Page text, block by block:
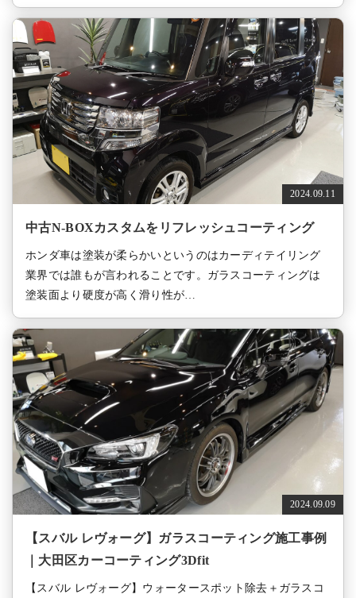
2024.09.11
中古N-BOXカスタムをリフレッシュコーティング
ホンダ車は塗装が柔らかいというのはカーディテイリング
業界では誰もが言われることです。ガラスコーティングは
塗装面より硬度が高く滑り性が…
2024.09.09
【スバル レヴォーグ】ガラスコーティング施工事例
｜大田区カーコーティング3Dfit
【スバル レヴォーグ】ウォータースポット除去＋ガラスコ